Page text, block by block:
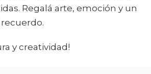
Regalá arte, emoción y un
y creatividad!